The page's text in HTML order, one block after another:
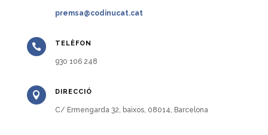
premsa@codinucat.cat
 TELÈFON
930 106 248
 DIRECCIÓ
C/ Ermengarda 32, baixos, 08014, Barcelona